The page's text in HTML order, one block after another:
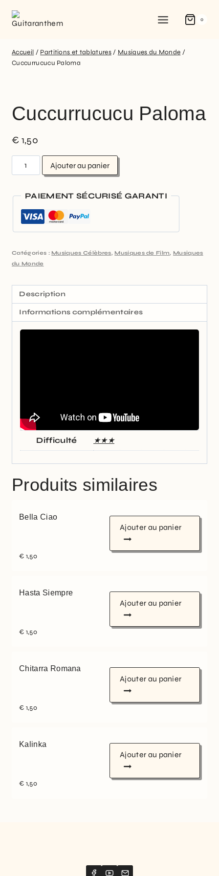
0
Accueil / Partitions et tablatures / Musiques du Monde /
Cuccurrucucu Paloma
Cuccurrucucu Paloma
€ 1,50
Ajouter au panier
PAIEMENT SÉCURISÉ GARANTI
Catégories : Musiques Célèbres, Musiques de Film, Musiques
du Monde
Description
Informations complémentaires
Difficulté ★★★
Produits similaires
Bella Ciao
€ 1,50
Ajouter au panier
Hasta Siempre
€ 1,50
Ajouter au panier
Chitarra Romana
€ 1,50
Ajouter au panier
Kalinka
€ 1,50
Ajouter au panier